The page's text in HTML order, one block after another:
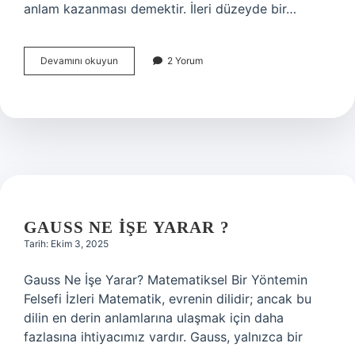
anlam kazanması demektir. İleri düzeyde bir…
Devamını okuyun
ne
?
2 Yorum
GAUSS NE IŞE YARAR ?
Tarih: Ekim 3, 2025
Gauss Ne İşe Yarar? Matematiksel Bir Yöntemin
Felsefi İzleri Matematik, evrenin dilidir; ancak bu
dilin en derin anlamlarına ulaşmak için daha
fazlasına ihtiyacımız vardır. Gauss, yalnızca bir